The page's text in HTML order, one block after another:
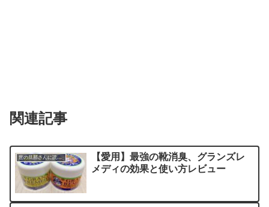
関連記事
世の旦那さんに読んでほしい記事
【愛用】最強の靴消臭、グランズレ
メディの効果と使い方レビュー